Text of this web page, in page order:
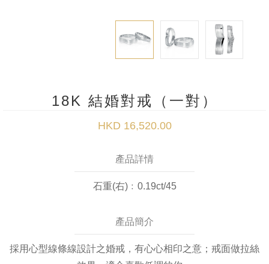
18K 結婚對戒（一對）
HKD 16,520.00
產品詳情
石重(右)﹕0.19ct/45
產品簡介
採用心型線條線設計之婚戒，有心心相印之意；戒面做拉絲